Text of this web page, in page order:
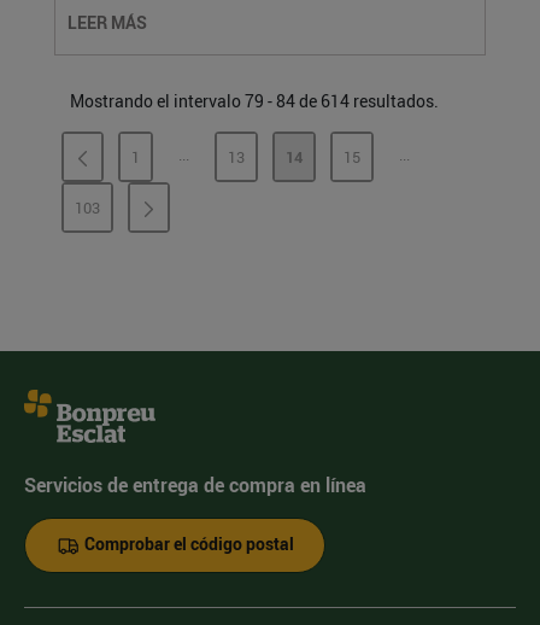
LEER MÁS
Mostrando el intervalo 79 - 84 de 614 resultados.
PÁGINA
1 ...PÁGINAS INTERMEDIAS
PÁGINA
13 PÁGINA
14 PÁGINA
15 ...PÁGINAS
PÁGINA
103
Servicios de entrega de compra en línea
Comprobar el código postal